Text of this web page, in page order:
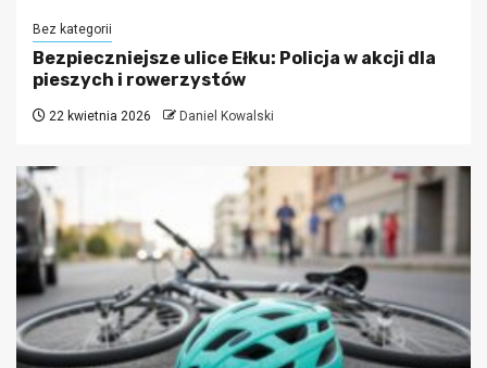
Bez kategorii
Bezpieczniejsze ulice Ełku: Policja w akcji dla
pieszych i rowerzystów
22 kwietnia 2026 Daniel Kowalski